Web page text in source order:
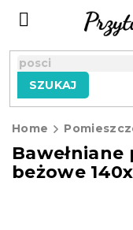
SZUKAJ
Home
Bawełniane
beżowe